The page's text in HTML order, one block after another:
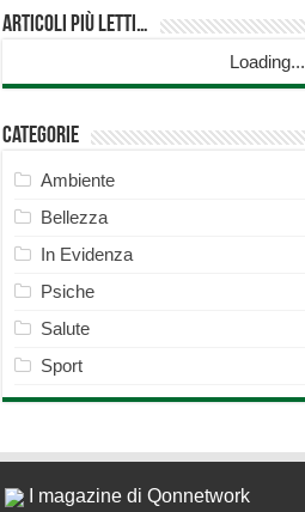
Articoli più Letti…
Loading...
Categorie
Ambiente
Bellezza
In Evidenza
Psiche
Salute
Sport
I magazine di Qonnetwork